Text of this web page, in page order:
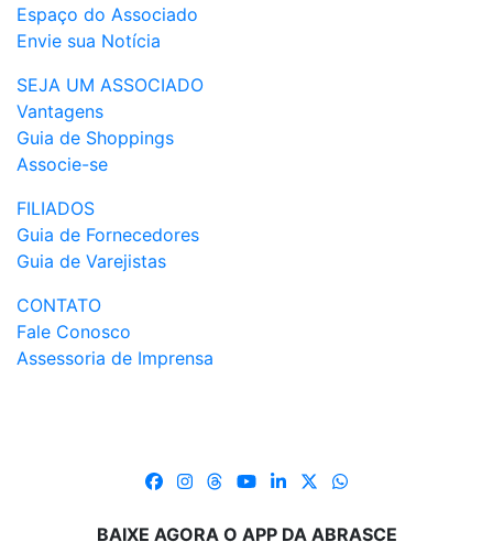
Espaço do Associado
Envie sua Notícia
SEJA UM ASSOCIADO
Vantagens
Guia de Shoppings
Associe-se
FILIADOS
Guia de Fornecedores
Guia de Varejistas
CONTATO
Fale Conosco
Assessoria de Imprensa
BAIXE AGORA O APP DA ABRASCE